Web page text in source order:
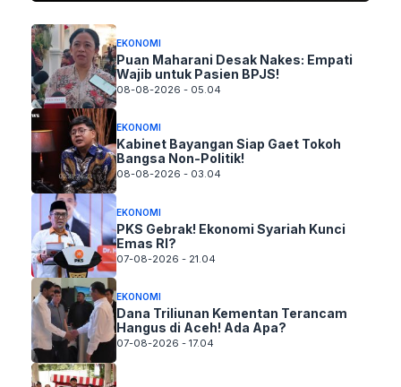
EKONOMI
Puan Maharani Desak Nakes: Empati
Wajib untuk Pasien BPJS!
08-08-2026 - 05.04
EKONOMI
Kabinet Bayangan Siap Gaet Tokoh
Bangsa Non-Politik!
08-08-2026 - 03.04
EKONOMI
PKS Gebrak! Ekonomi Syariah Kunci
Emas RI?
07-08-2026 - 21.04
EKONOMI
Dana Triliunan Kementan Terancam
Hangus di Aceh! Ada Apa?
07-08-2026 - 17.04